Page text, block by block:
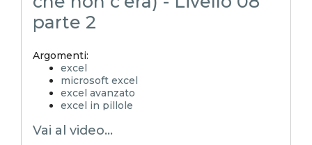
parte 2
Argomenti:
excel
microsoft excel
excel avanzato
excel in pillole
EXCELtrucchiesegreti
Vai al video...